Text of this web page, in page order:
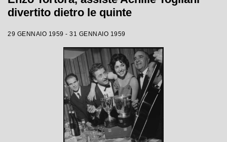
divertito dietro le quinte
29 GENNAIO 1959 - 31 GENNAIO 1959